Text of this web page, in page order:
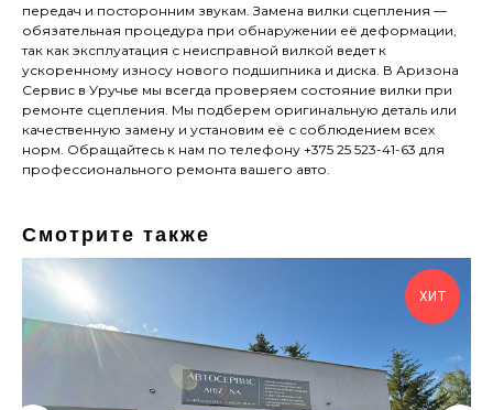
передач и посторонним звукам. Замена вилки сцепления —
обязательная процедура при обнаружении её деформации,
так как эксплуатация с неисправной вилкой ведет к
ускоренному износу нового подшипника и диска. В Аризона
Сервис в Уручье мы всегда проверяем состояние вилки при
ремонте сцепления. Мы подберем оригинальную деталь или
качественную замену и установим её с соблюдением всех
норм. Обращайтесь к нам по телефону +375 25 523-41-63 для
профессионального ремонта вашего авто.
Смотрите также
ХИТ